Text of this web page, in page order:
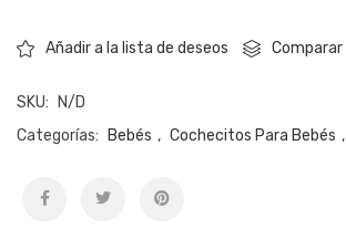
Añadir a la lista de deseos Comparar
SKU:
N/D
Categorías:
Bebés , Cochecitos Para Bebés ,